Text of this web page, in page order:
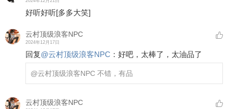
好听好听[多多大笑]
云村顶级浪客NPC
2024年12月17日
回复@云村顶级浪客NPC ： 好吧，太棒了，太油品了
@云村顶级浪客NPC 不错，有品
云村顶级浪客NPC